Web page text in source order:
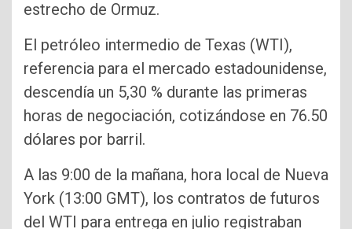
estrecho de Ormuz.
El petróleo intermedio de Texas (WTI),
referencia para el mercado estadounidense,
descendía un 5,30 % durante las primeras
horas de negociación, cotizándose en 76.50
dólares por barril.
A las 9:00 de la mañana, hora local de Nueva
York (13:00 GMT), los contratos de futuros
del WTI para entrega en julio registraban